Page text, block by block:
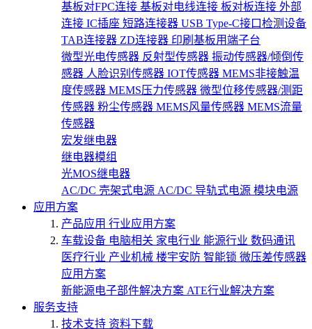
基板对FPC连接 基板对电线连接 板对板连接 外部
连接 IC插座 短路连接器 USB Type-C接口检测设备
TAB连接器 ZD连接器 印刷基板用端子台
微型光电传感器 反射型传感器 振动传感器/倾倒传
感器 人脸识别传感器 IOT传感器 MEMS非接触温
度传感器 MEMS压力传感器 微型位移传感器/测距
传感器 粉尘传感器 MEMS风量传感器 MEMS流量
传感器
宏发继电器
继电器模组
光MOS继电器
AC/DC 壳架式电源 AC/DC 导轨式电源 模块电源
应用方案
产品应用 行业应用方案
车载设备 电脑相关 家电行业 能源行业 数码通讯
医疗行业 产业机械 楼宇安防 智能锁 微压差传感器
应用方案
新能源电子部件解决方案 ATE行业解决方案
服务支持
技术支持 资料下载